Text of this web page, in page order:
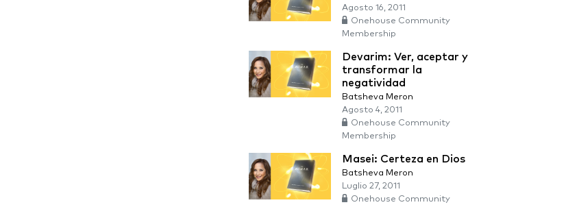
Agosto 16, 2011
Onehouse Community
Membership
Devarim: Ver, aceptar y
transformar la
negatividad
Batsheva Meron
Agosto 4, 2011
Onehouse Community
Membership
Masei: Certeza en Dios
Batsheva Meron
Luglio 27, 2011
Onehouse Community